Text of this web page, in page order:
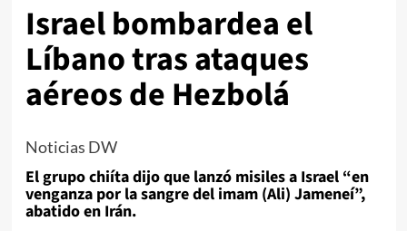
Israel bombardea el
Líbano tras ataques
aéreos de Hezbolá
Noticias DW
El grupo chiíta dijo que lanzó misiles a Israel “en
venganza por la sangre del imam (Ali) Jameneí”,
abatido en Irán.